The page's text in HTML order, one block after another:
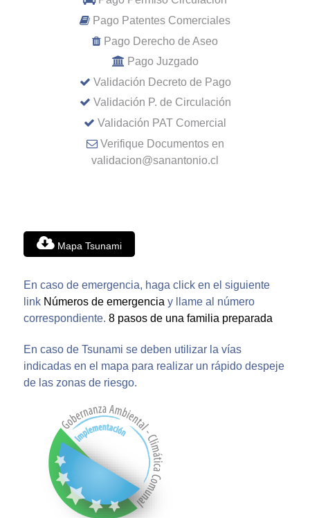
Pago Patentes Comerciales
Pago Derecho de Aseo
Pago Juzgado
Validación Decreto de Pago
Validación P. de Circulación
Validación PAT Comercial
Verifique Documentos en
validacion@sanantonio.cl
Mapa Tsunami
En caso de emergencia, haga click en el siguiente
link Números de emergencia y llame al número
correspondiente. 8 pasos de una familia preparada
En caso de Tsunami se deben utilizar la vías
indicadas en el mapa para realizar un rápido despeje
de las zonas de riesgo.